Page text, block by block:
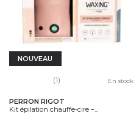
NOUVEAU
(1) En stock
PERRON RIGOT
Kit épilation chauffe-cire –...